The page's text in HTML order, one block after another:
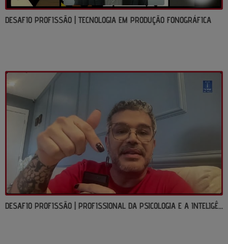
DESAFIO PROFISSÃO | TECNOLOGIA EM PRODUÇÃO FONOGRÁFICA
DESAFIO PROFISSÃO | PROFISSIONAL DA PSICOLOGIA E A INTELIGÊNCIA ARTIFICIAL